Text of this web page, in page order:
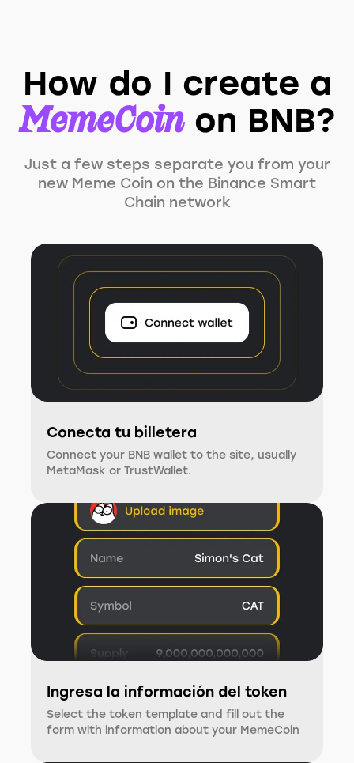
How do I create a
MemeCoinon BNB?
Just a few steps separate you from your
new Meme Coin on the Binance Smart
Chain network
Conecta tu billetera
Connect your BNB wallet to the site, usually
MetaMask or TrustWallet.
Ingresa la información del token
Select the token template and fill out the
form with information about your MemeCoin